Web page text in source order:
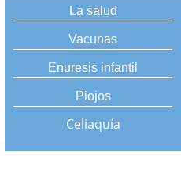
La salud
Vacunas
Enuresis infantil
Piojos
Celiaquía